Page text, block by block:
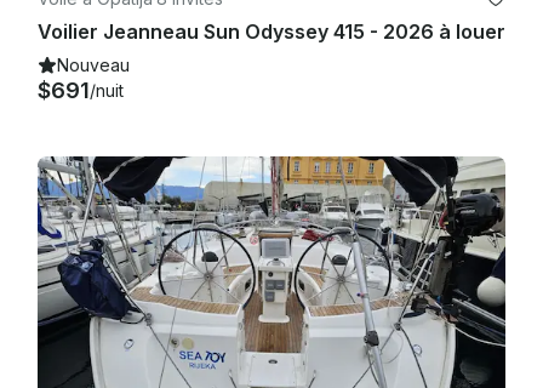
Voilier Jeanneau Sun Odyssey 415 - 2026 à louer
Nouveau
$691/nuit